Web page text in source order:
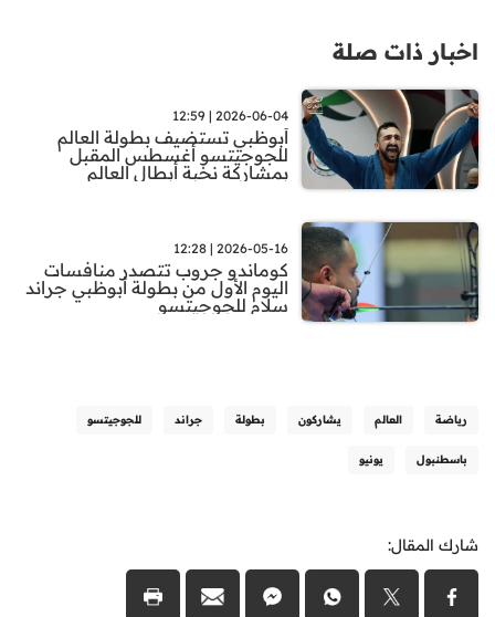
اخبار ذات صلة
2026-06-04 | 12:59
أبوظبي تستضيف بطولة العالم
للجوجيتسو أغسطس المقبل
بمشاركة نخبة أبطال العالم
2026-05-16 | 12:28
كوماندو جروب تتصدر منافسات
اليوم الأول من بطولة أبوظبي جراند
سلام للجوجيتسو
رياضة العالم يشاركون بطولة جراند للجوجيتسو
باسطنبول يونيو
شارك المقال: